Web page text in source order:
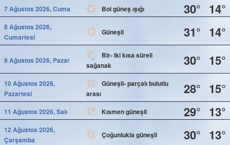
7 Ağustos 2026, Cuma Bol güneş ışığı 30° 14°
8 Ağustos 2026,
Cumartesi
Güneşli 31° 14°
9 Ağustos 2026, Pazar
Bir- iki kısa süreli
sağanak
30° 15°
10 Ağustos 2026,
Pazartesi
Güneşli- parçalı bulutlu
arası
28° 15°
11 Ağustos 2026, Salı Kısmen güneşli 29° 13°
12 Ağustos 2026,
Çarşamba
Çoğunlukla güneşli 30° 13°